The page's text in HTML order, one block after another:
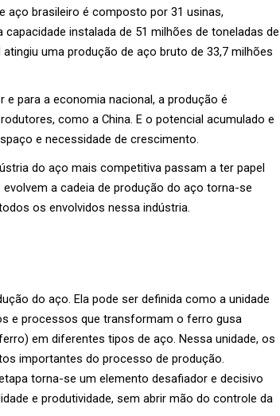
aço brasileiro é composto por 31 usinas,
instalada de 51 milhões de toneladas de
uma produção de aço bruto de 33,7 milhões
para a economia nacional, a produção é
como a China. E o potencial acumulado e
e necessidade de crescimento.
do aço mais competitiva passam a ter papel
a cadeia de produção do aço torna-se
os envolvidos nessa indústria.
do aço. Ela pode ser definida como a unidade
e processos que transformam o ferro gusa
em diferentes tipos de aço. Nessa unidade, os
importantes do processo de produção.
torna-se um elemento desafiador e decisivo
e produtividade, sem abrir mão do controle da